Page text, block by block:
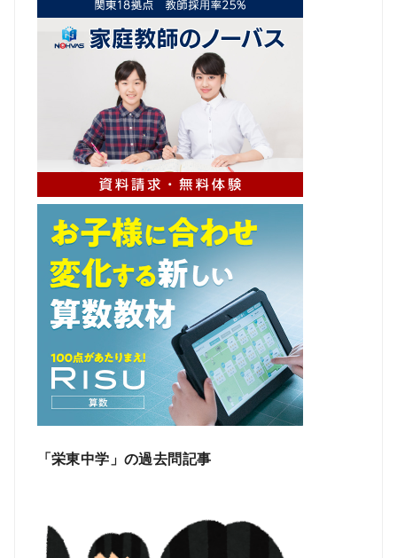
「栄東中学」の過去問記事